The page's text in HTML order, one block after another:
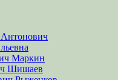
Маркин
Шишаев